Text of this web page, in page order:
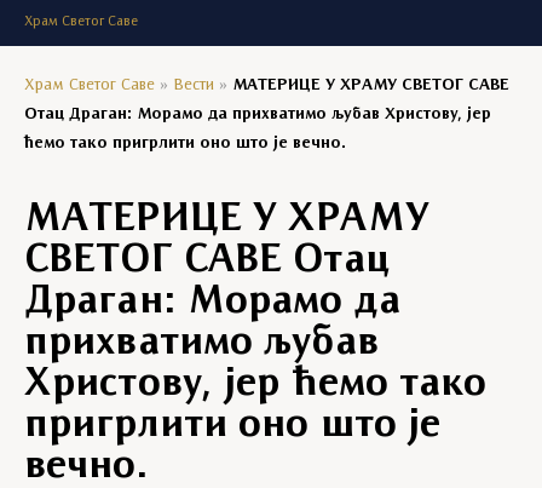
Храм Светог Саве
Храм Светог Саве » Вести » МАТЕРИЦЕ У ХРАМУ СВЕТОГ САВЕ
Отац Драган: Морамо да прихватимо љубав Христову, јер
ћемо тако пригрлити оно што је вечно.
МАТЕРИЦЕ У ХРАМУ
СВЕТОГ САВЕ Отац
Драган: Морамо да
прихватимо љубав
Христову, јер ћемо тако
пригрлити оно што је
вечно.